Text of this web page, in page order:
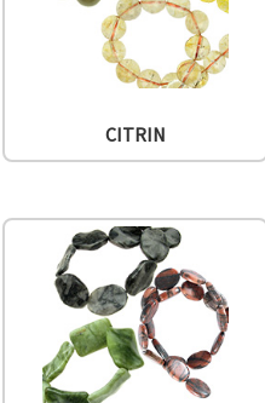
CITRIN